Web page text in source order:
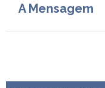
A Mensagem